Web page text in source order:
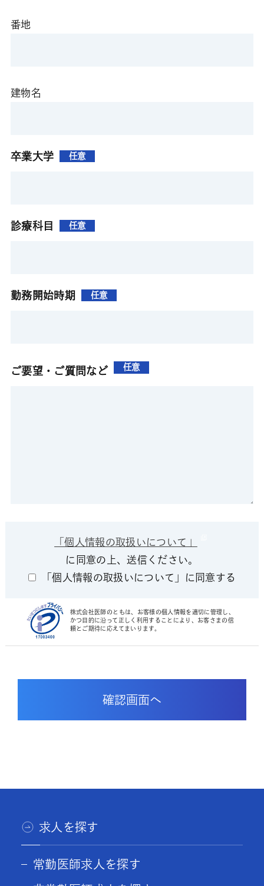
番地
建物名
卒業大学 任意
診療科目 任意
勤務開始時期 任意
ご要望・ご質問など 任意
「個人情報の取扱いについて」
に同意の上、送信ください。
「個人情報の取扱いについて」に同意する
株式会社医師のともは、お客様の個人情報を適切に管理し、
かつ目的に沿って正しく利用することにより、お客さまの信
頼とご期待に応えてまいります。
求人を探す
常勤医師求人を探す